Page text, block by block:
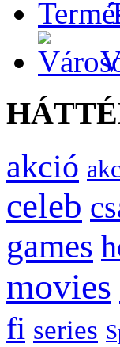
akció
celeb
games
movies
fi series